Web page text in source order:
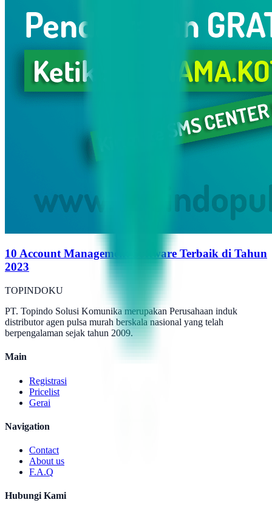
10 Account Management Software Terbaik di Tahun
2023
TOPINDOKU
PT. Topindo Solusi Komunika merupakan Perusahaan induk
distributor agen pulsa murah berskala nasional yang telah
berpengalaman sejak tahun 2009.
Main
Registrasi
Pricelist
Gerai
Navigation
Contact
About us
F.A.Q
Hubungi Kami